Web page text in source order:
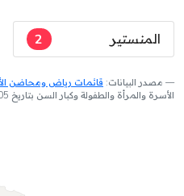
المنستير 2
مصدر البيانات: قائمات رياض ومحاضن
الأسرة والمرأة والطفولة وكبار السن بتاريخ 2026/08/05 على الساعة 16:31